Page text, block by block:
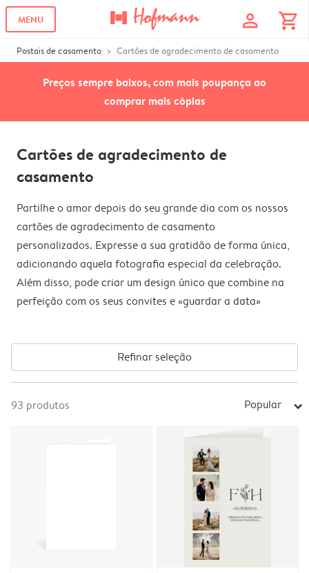
MENU profile shopping_cart
Postais de casamento Cartões de agradecimento de casamento
Preços sempre baixos, com mais poupança ao
comprar mais cópias
Cartões de agradecimento de
casamento
Partilhe o amor depois do seu grande dia com os nossos
cartões de agradecimento de casamento
personalizados. Expresse a sua gratidão de forma única,
adicionando aquela fotografia especial da celebração.
Além disso, pode criar um design único que combine na
perfeição com os seus convites e «guardar a data»
Refinar seleção
93 produtos Popular arrow_right